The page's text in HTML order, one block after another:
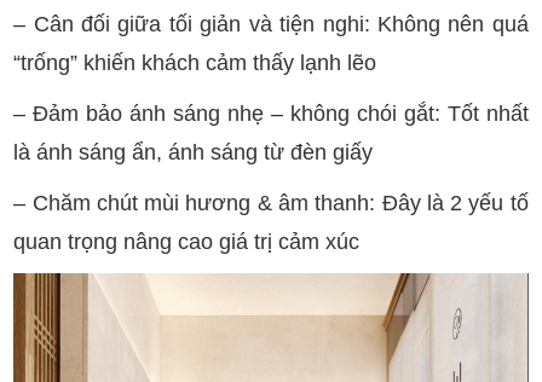
– Cân đối giữa tối giản và tiện nghi: Không nên quá
“trống” khiến khách cảm thấy lạnh lẽo
– Đảm bảo ánh sáng nhẹ – không chói gắt: Tốt nhất
là ánh sáng ẩn, ánh sáng từ đèn giấy
– Chăm chút mùi hương & âm thanh: Đây là 2 yếu tố
quan trọng nâng cao giá trị cảm xúc